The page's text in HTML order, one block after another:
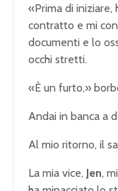
«Prima di
contratto e mi
documenti e lo
occhi stretti.
«È un furto,»
Andai in banca a
Al mio ritorno, il
La mia vice, Jen,